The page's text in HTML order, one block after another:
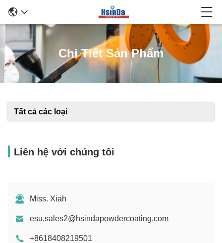
Chi Tiết Sản Phẩm
Tất cả các loại
Liên hệ với chúng tôi
Miss. Xiah
esu.sales2@hsindapowdercoating.com
+8618408219501